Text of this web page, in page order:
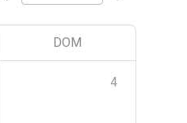
DOM
4